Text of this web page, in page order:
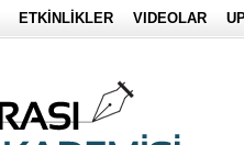
ETKİNLİKLER VIDEOLAR